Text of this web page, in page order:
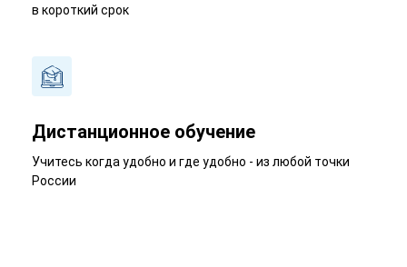
в короткий срок
Дистанционное обучение
Учитесь когда удобно и где удобно - из любой точки
России